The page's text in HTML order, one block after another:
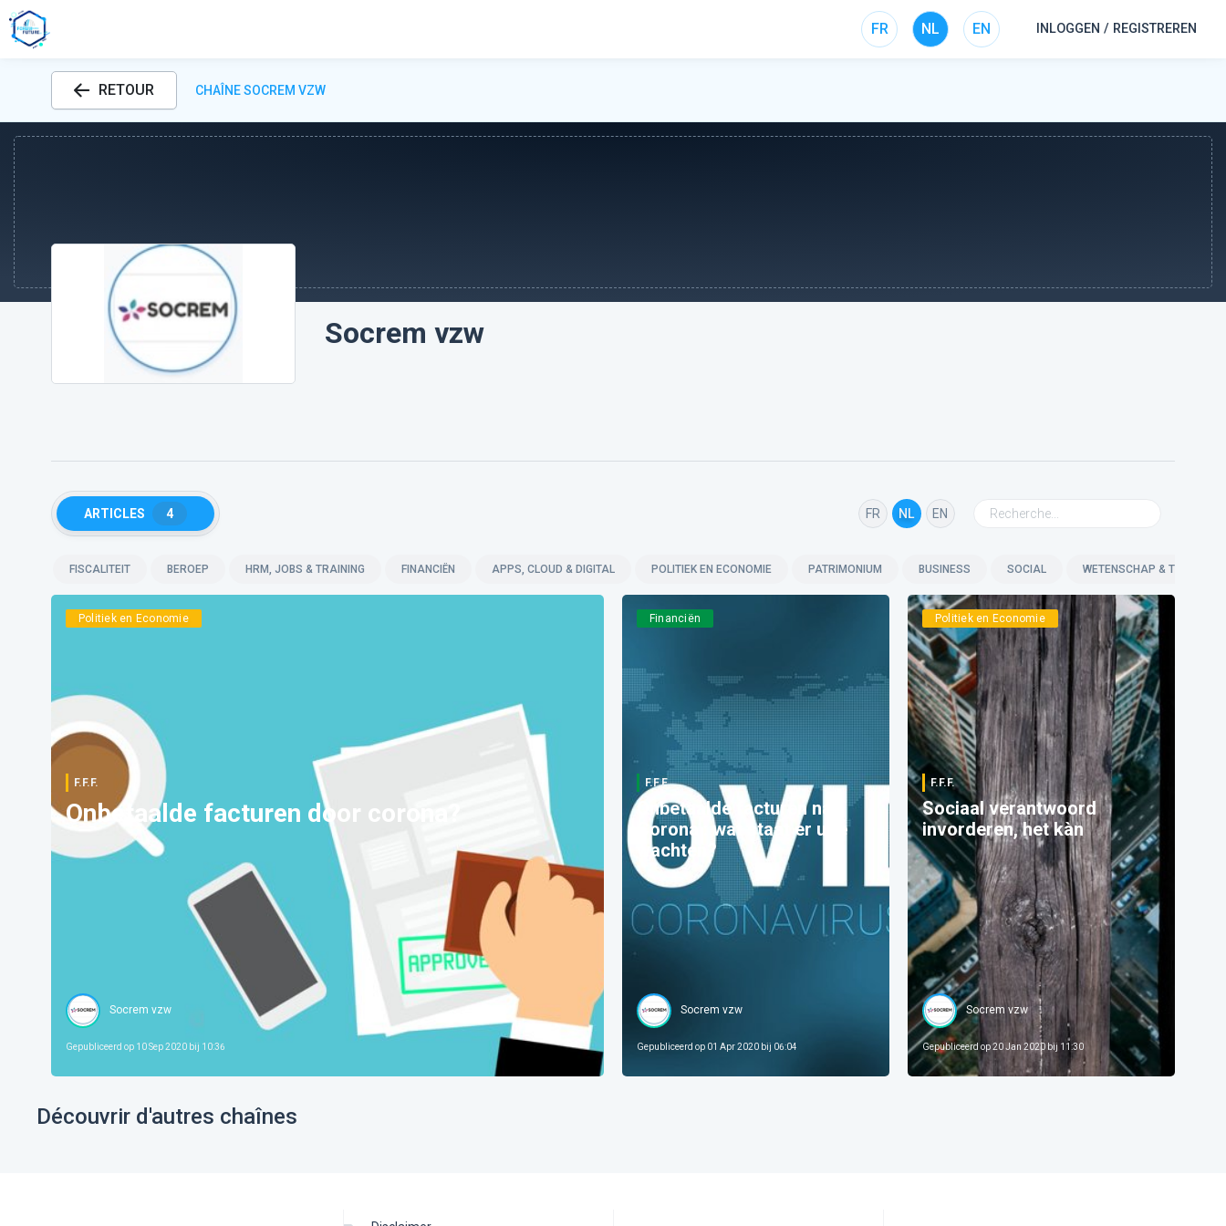
FR NL EN INLOGGEN / REGISTREREN
RETOUR CHAÎNE SOCREM VZW
Socrem vzw
ARTICLES 4 FR NL EN
FISCALITEIT BEROEP HRM, JOBS & TRAINING FINANCIËN APPS, CLOUD & DIGITAL POLITIEK EN ECONOMIE PATRIMONIUM BUSINESS SOCIAL WETENSCHAP &
Politiek en Economie
F.F.F.
Onbetaalde facturen door corona?
Socrem vzw
Gepubliceerd op 10 Sep 2020 bij 10:36
Financiën
F.F.F.
Onbetaalde facturen na
Corona : wat staat er u te
wachten?
Socrem vzw
Gepubliceerd op 01 Apr 2020 bij 06:04
Politiek en Economie
F.F.F.
Sociaal verantwoord
invorderen, het kàn
Socrem vzw
Gepubliceerd op20 Jan 2020 bij 11:30
Découvrir d'autres chaînes